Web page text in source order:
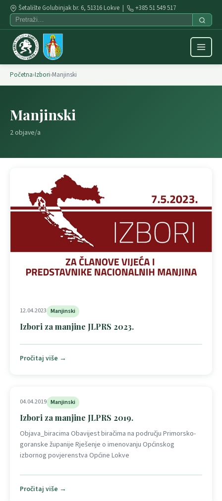
Šetalište Golubinjak br. 6, 51316 Lokve | +385 51 549 517
Početna›Izbori›Manjinski
Manjinski
2 objave/a
12.04.2023 Manjinski
Izbori za manjine JLPRS 2023.
Pročitaj više →
04.04.2019 Manjinski
Izbori za manjine JLPRS 2019.
Objava_biracima Obavijest biračima na području Primorsko-
goranske županije Rješenje o imenovanju Općinskog
izbornog povjerenstva Općine Lokve
Pročitaj više →